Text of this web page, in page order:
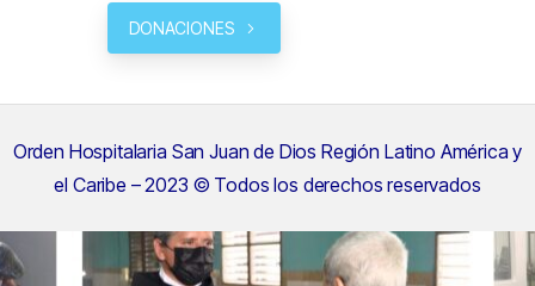
DONACIONES
Orden Hospitalaria San Juan de Dios Región Latino América y
el Caribe – 2023 © Todos los derechos reservados